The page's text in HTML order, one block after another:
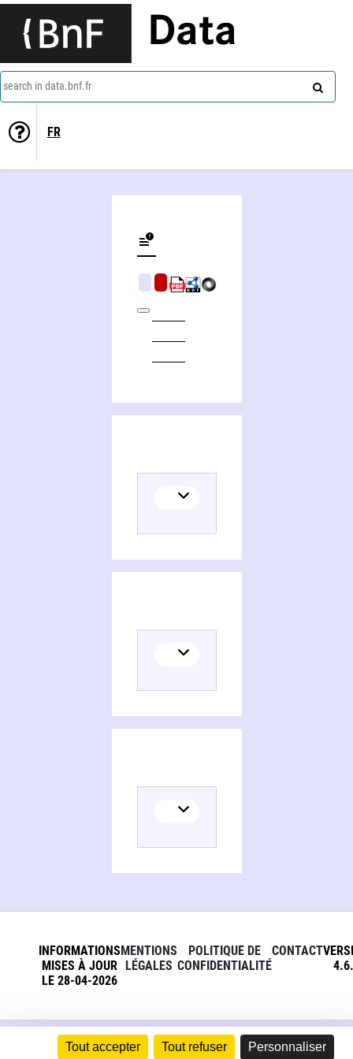
Tout accepter Tout refuser Personnaliser
Data
search in data.bnf.fr
FR
INFORMATIONS
MISES À JOUR
LE 28-04-2026
MENTIONS
LÉGALES
POLITIQUE DE
CONFIDENTIALITÉ
CONTACT